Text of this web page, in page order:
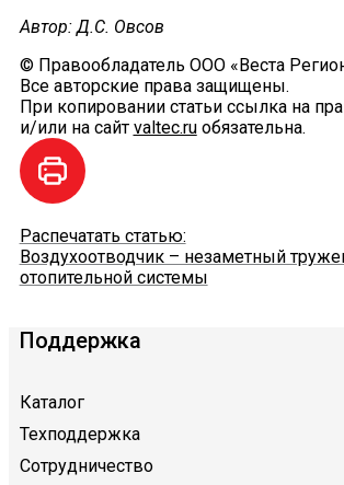
Автор: Д.С. Овсов
© Правообладатель ООО «Веста
Все авторские права защищены.
При копировании статьи ссылка на
и/или на сайт valtec.ruобязательна.
Распечатать статью:
Воздухоотводчик – незаметный
отопительной системы
Поддержка
Каталог
Техподдержка
Сотрудничество